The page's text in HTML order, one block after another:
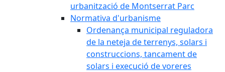
urbanització de Montserrat Parc
Normativa d'urbanisme
Ordenança municipal reguladora
de la neteja de terrenys, solars i
construccions, tancament de
solars i execució de voreres